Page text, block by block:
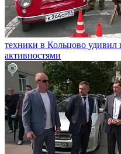
техники в Кольцово
активностями